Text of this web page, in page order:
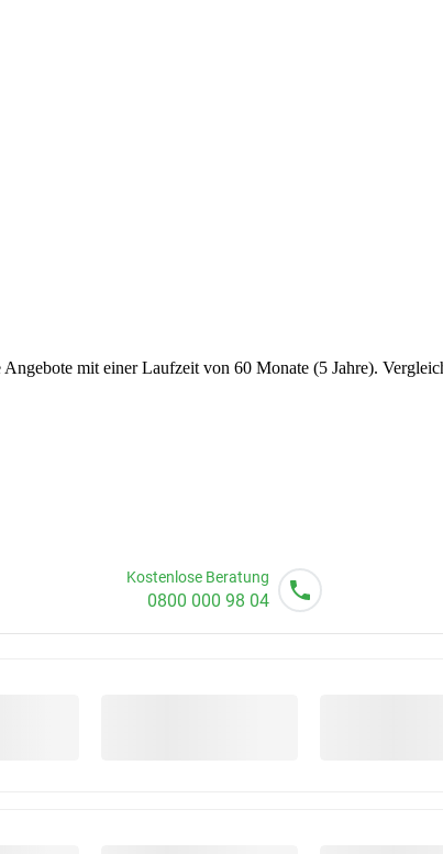
mit einer Laufzeit von 60 Monate (5 Jahre).